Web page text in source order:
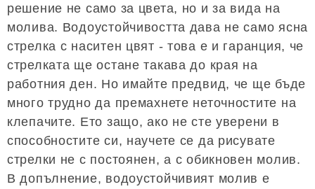
решение не само за цвета, но и за вида на
молива. Водоустойчивостта дава не само ясна
стрелка с наситен цвят - това е и гаранция, че
стрелката ще остане такава до края на
работния ден. Но имайте предвид, че ще бъде
много трудно да премахнете неточностите на
клепачите. Ето защо, ако не сте уверени в
способностите си, научете се да рисувате
стрелки не с постоянен, а с обикновен молив.
В допълнение, водоустойчивият молив е